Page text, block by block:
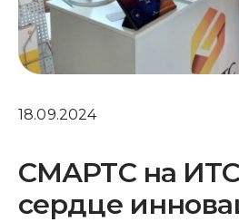
18.09.2024
СМАРТС на ИТС
сердце